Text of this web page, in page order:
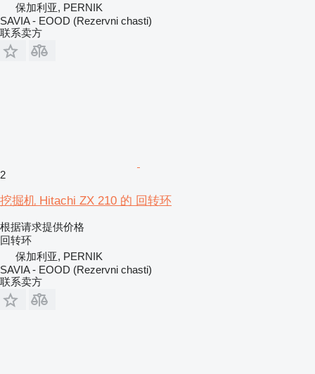
保加利亚, PERNIK
SAVIA - EOOD (Rezervni chasti)
联系卖方
2
挖掘机 Hitachi ZX 210 的 回转环
根据请求提供价格
回转环
保加利亚, PERNIK
SAVIA - EOOD (Rezervni chasti)
联系卖方